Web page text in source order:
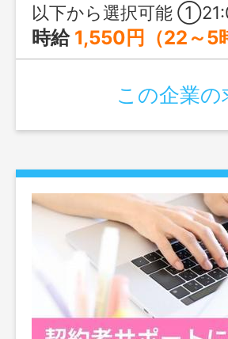
以下から選択可能 ①21:00〜05:00（実働7時間） ②21:00〜
時給 1,550円（22～5時の間
この企業